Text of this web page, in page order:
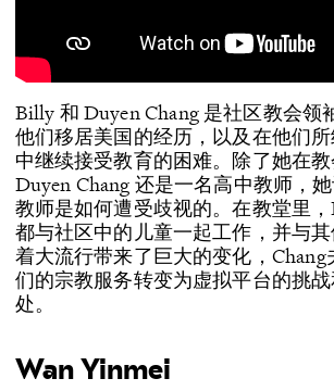
Billy 和 Duyen Chang 是社区教会领
他们移居美国的经历，以及在他们
中继续接受教育的困难。除了她在教
Duyen Chang 还是一名高中教师，
教师是如何遭受歧视的。在教堂里
都与社区中的儿童一起工作，并与
着大流行带来了巨大的变化，
们的宗教服务转变为虚拟平台的挑
处。
Wan Yinmei